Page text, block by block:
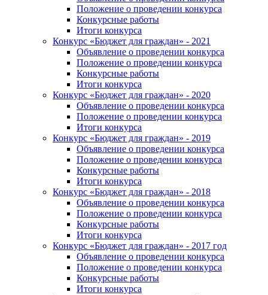
Положение о проведении конкурса
Конкурсные работы
Итоги конкурса
Конкурс «Бюджет для граждан» - 2021
Объявление о проведении конкурса
Положение о проведении конкурса
Конкурсные работы
Итоги конкурса
Конкурс «Бюджет для граждан» - 2020
Объявление о проведении конкурса
Положение о проведении конкурса
Итоги конкурса
Конкурс «Бюджет для граждан» - 2019
Объявление о проведении конкурса
Положение о проведении конкурса
Конкурсные работы
Итоги конкурса
Конкурс «Бюджет для граждан» - 2018
Объявление о проведении конкурса
Положение о проведении конкурса
Конкурсные работы
Итоги конкурса
Конкурс «Бюджет для граждан» - 2017 год
Объявление о проведении конкурса
Положение о проведении конкурса
Конкурсные работы
Итоги конкурса